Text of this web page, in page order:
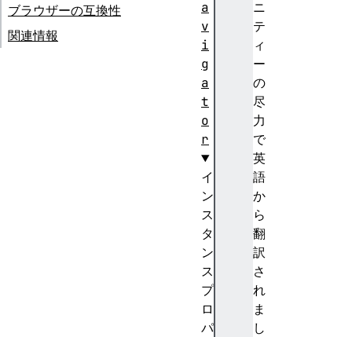
ニ
テ
ィ
ー
の
尽
力
で
英
語
か
ら
翻
訳
さ
れ
ま
し
ブラウザーの互換性
関連情報
a
v
i
g
a
t
o
r
イ
ン
ス
タ
ン
ス
プ
ロ
パ